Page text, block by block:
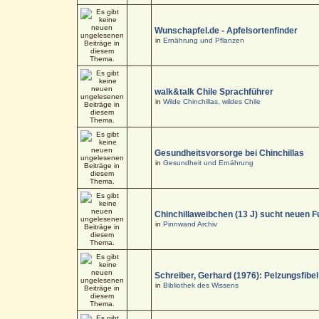
Wunschapfel.de - Apfelsortenfinder
in Ernährung und Pflanzen
walk&talk Chile Sprachführer
in Wilde Chinchillas, wildes Chile
Gesundheitsvorsorge bei Chinchillas
in Gesundheit und Ernährung
Chinchillaweibchen (13 J) sucht neuen
in Pinnwand Archiv
Schreiber, Gerhard (1976): Pelzungsfibel
in Bibliothek des Wissens